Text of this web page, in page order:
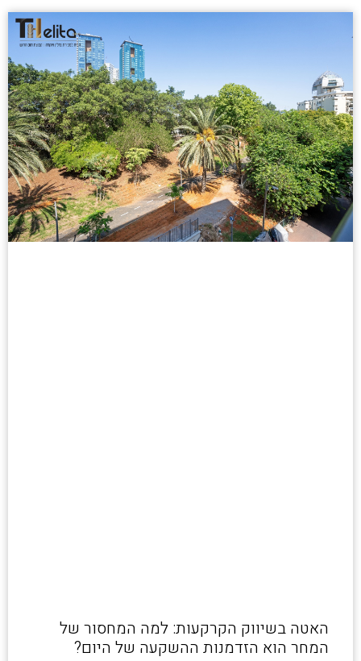
האטה בשיווק הקרקעות: למה המחסור של
המחר הוא הזדמנות ההשקעה של היום?